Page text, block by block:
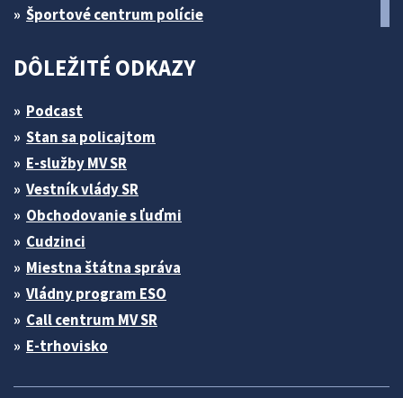
Športové centrum polície
DÔLEŽITÉ ODKAZY
Podcast
Stan sa policajtom
E-služby MV SR
Vestník vlády SR
Obchodovanie s ľuďmi
Cudzinci
Miestna štátna správa
Vládny program ESO
Call centrum MV SR
E-trhovisko